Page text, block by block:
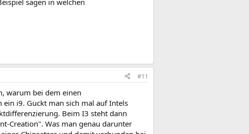
sagen in welchen
#11
warum bei dem einen
i9. Guckt man sich mal auf Intels
Beim I3 steht dann
Creation". Was man genau darunter